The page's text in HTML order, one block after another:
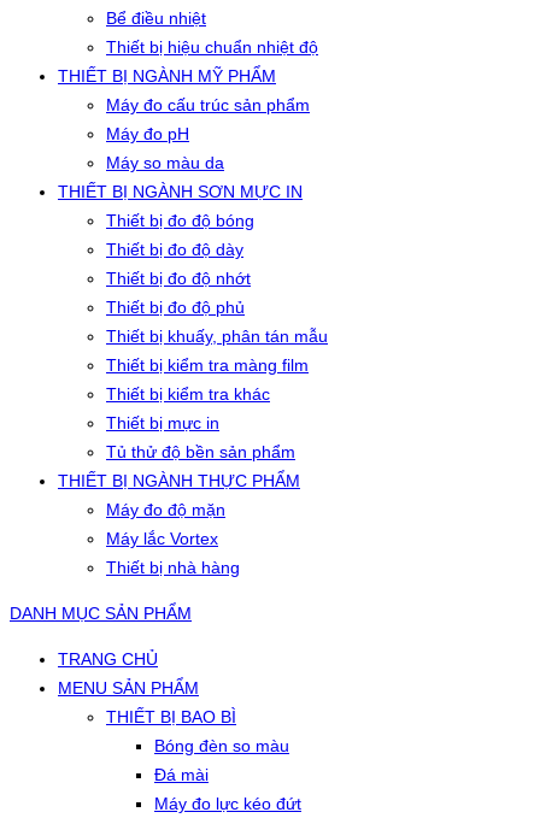
Bể điều nhiệt
Thiết bị hiệu chuẩn nhiệt độ
THIẾT BỊ NGÀNH MỸ PHẨM
Máy đo cấu trúc sản phẩm
Máy đo pH
Máy so màu da
THIẾT BỊ NGÀNH SƠN MỰC IN
Thiết bị đo độ bóng
Thiết bị đo độ dày
Thiết bị đo độ nhớt
Thiết bị đo độ phủ
Thiết bị khuấy, phân tán mẫu
Thiết bị kiểm tra màng film
Thiết bị kiểm tra khác
Thiết bị mực in
Tủ thử độ bền sản phẩm
THIẾT BỊ NGÀNH THỰC PHẨM
Máy đo độ mặn
Máy lắc Vortex
Thiết bị nhà hàng
DANH MỤC SẢN PHẨM
TRANG CHỦ
MENU SẢN PHẨM
THIẾT BỊ BAO BÌ
Bóng đèn so màu
Đá mài
Máy đo lực kéo đứt